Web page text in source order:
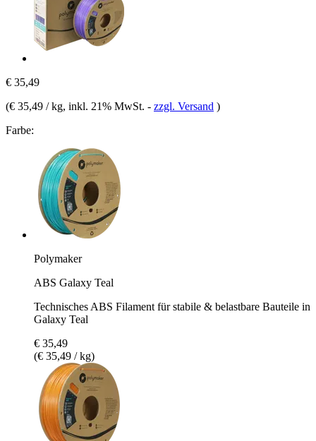
€ 35,49
(€ 35,49 / kg, inkl. 21% MwSt. - zzgl. Versand )
Farbe:
Polymaker
ABS Galaxy Teal
Technisches ABS Filament für stabile & belastbare Bauteile in
Galaxy Teal
€ 35,49
(€ 35,49 / kg)